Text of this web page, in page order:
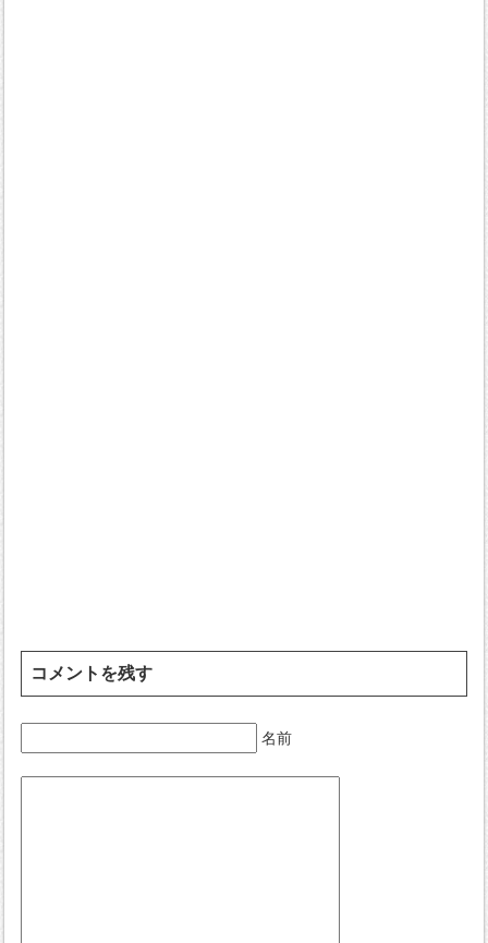
コメントを残す
名前